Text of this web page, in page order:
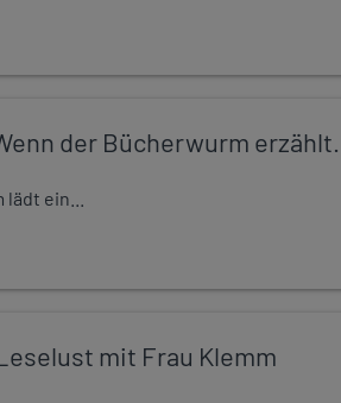
der Bücherwurm erzählt...
ein...
mit Frau Klemm